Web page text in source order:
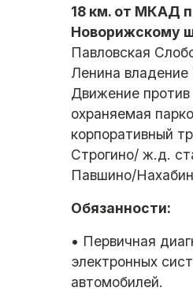
18 км. от МКАД
Новорижскому
Павловская
Ленина владение
Движение против
охраняемая
корпоративный
Строгино/ ж.д.
Павшино/
Обязанности:
• Первичная
электронных
автомобилей.